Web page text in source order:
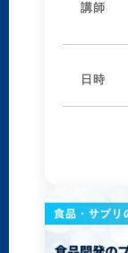
講師
日時